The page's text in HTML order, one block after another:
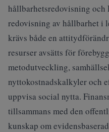
hållbarhetsredovisning och
redovisning av hållbarhet i
krävs både en
resurser avsätts för
metodutveckling,
nyttokostnadskalkyler och
uppvisa social nytta.
tillsammans med den
kunskap om